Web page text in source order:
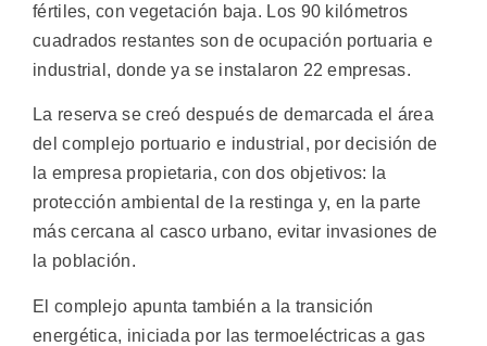
fértiles, con vegetación baja. Los 90 kilómetros
cuadrados restantes son de ocupación portuaria e
industrial, donde ya se instalaron 22 empresas.
La reserva se creó después de demarcada el área
del complejo portuario e industrial, por decisión de
la empresa propietaria, con dos objetivos: la
protección ambiental de la restinga y, en la parte
más cercana al casco urbano, evitar invasiones de
la población.
El complejo apunta también a la transición
energética, iniciada por las termoeléctricas a gas